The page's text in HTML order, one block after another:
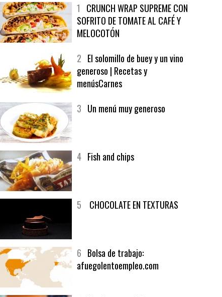
MÁS LEÍDO ÚLTIMAS PUBLICACIONES
SOFRITO DE TOMATE AL CAFÉ Y
MELOCOTÓN
generoso | Recetas y